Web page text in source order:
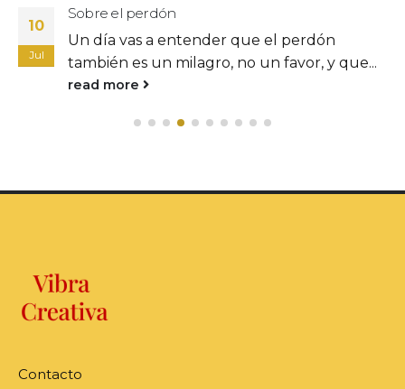
10
Jul
Sobre el perdón
Un día vas a entender que el perdón
también es un milagro, no un favor, y que...
read more
Contacto